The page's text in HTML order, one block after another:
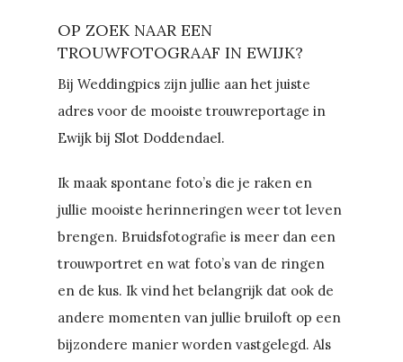
OP ZOEK NAAR EEN
TROUWFOTOGRAAF IN EWIJK?
Bij Weddingpics zijn jullie aan het juiste
adres voor de mooiste trouwreportage in
Ewijk bij Slot Doddendael.
Ik maak spontane foto’s die je raken en
jullie mooiste herinneringen weer tot leven
brengen. Bruidsfotografie is meer dan een
trouwportret en wat foto’s van de ringen
en de kus. Ik vind het belangrijk dat ook de
andere momenten van jullie bruiloft op een
bijzondere manier worden vastgelegd. Als